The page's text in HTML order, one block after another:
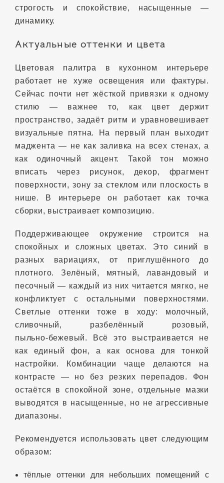
строгость и спокойствие, насыщенные —
динамику.
Актуальные оттенки и цвета
Цветовая палитра в кухонном интерьере
работает не хуже освещения или фактуры.
Сейчас почти нет жёсткой привязки к одному
стилю — важнее то, как цвет держит
пространство, задаёт ритм и уравновешивает
визуальные пятна. На первый план выходит
маджента — не как заливка на всех стенах, а
как одиночный акцент. Такой тон можно
вписать через рисунок, декор, фрагмент
поверхности, зону за стеклом или плоскость в
нише. В интерьере он работает как точка
сборки, выстраивает композицию.
Поддерживающее окружение строится на
спокойных и сложных цветах. Это синий в
разных вариациях, от приглушённого до
плотного. Зелёный, мятный, лавандовый и
песочный — каждый из них читается мягко, не
конфликтует с остальными поверхностями.
Светлые оттенки тоже в ходу: молочный,
сливочный, разбелённый розовый,
пыльно‑бежевый. Всё это выстраивается не
как единый фон, а как основа для тонкой
настройки. Комбинации чаще делаются на
контрасте — но без резких перепадов. Фон
остаётся в спокойной зоне, отдельные мазки
выводятся в насыщенные, но не агрессивные
диапазоны.
Рекомендуется использовать цвет следующим
образом:
тёплые оттенки для небольших помещений с